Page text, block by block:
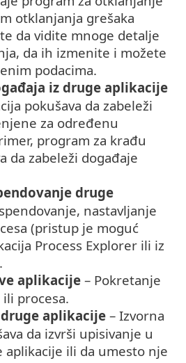
otklanjanja grešaka
da vidite mnoge detalje
da ih izmenite i možete
podacima.
iz druge aplikacije
pokušava da zabeleži
za određenu
program za krađu
da zabeleži događaje
druge
nastavljanje
(pristup je moguć
Process Explorer ili iz
aplikacije– Pokretanje
procesa.
aplikacije – Izvorna
da izvrši upisivanje u
ili da umesto nje